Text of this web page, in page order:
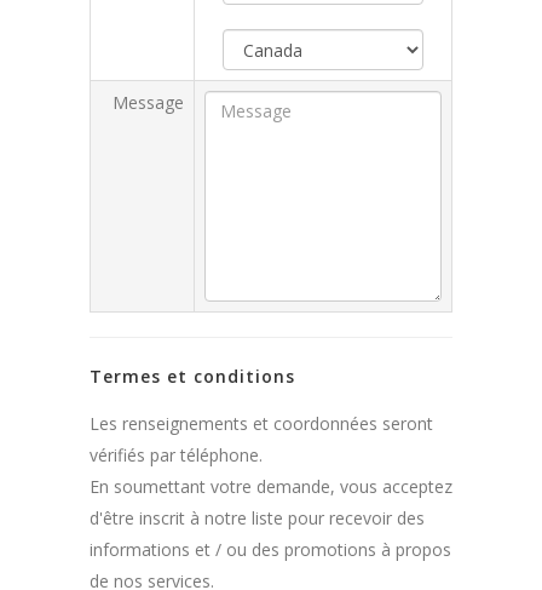
Message
Termes et conditions
Les renseignements et coordonnées seront
vérifiés par téléphone.
En soumettant votre demande, vous acceptez
d'être inscrit à notre liste pour recevoir des
informations et / ou des promotions à propos
de nos services.